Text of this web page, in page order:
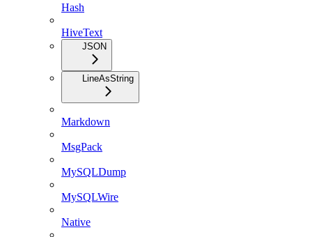
Hash
HiveText
JSON
LineAsString
Markdown
MsgPack
MySQLDump
MySQLWire
Native